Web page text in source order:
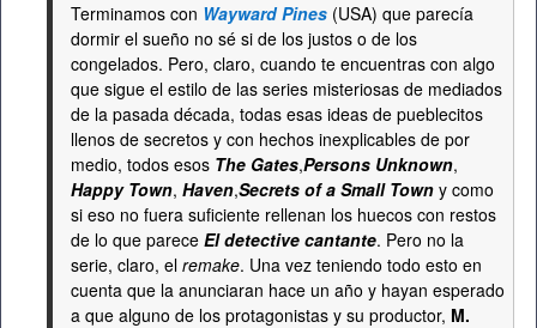
Terminamos con Wayward Pines (USA) que parecía
dormir el sueño no sé si de los justos o de los
congelados. Pero, claro, cuando te encuentras con algo
que sigue el estilo de las series misteriosas de mediados
de la pasada década, todas esas ideas de pueblecitos
llenos de secretos y con hechos inexplicables de por
medio, todos esos The Gates,Persons Unknown,
Happy Town, Haven,Secrets of a Small Town y como
si eso no fuera suficiente rellenan los huecos con restos
de lo que parece El detective cantante. Pero no la
serie, claro, el remake. Una vez teniendo todo esto en
cuenta que la anunciaran hace un año y hayan esperado
a que alguno de los protagonistas y su productor, M.